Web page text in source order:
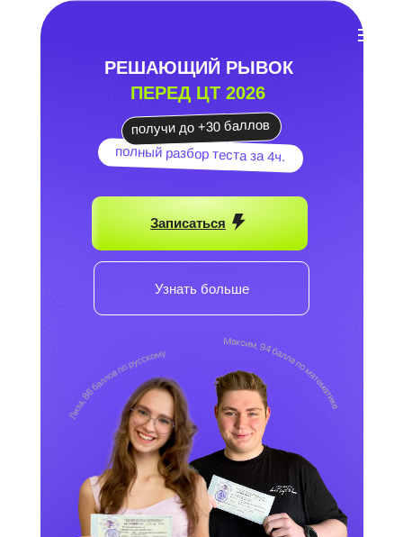
РЕШАЮЩИЙ РЫВОК
ПЕРЕД ЦТ 2026
полный разбор теста за 4ч.
получи до +30 баллов
Узнать больше
Записаться